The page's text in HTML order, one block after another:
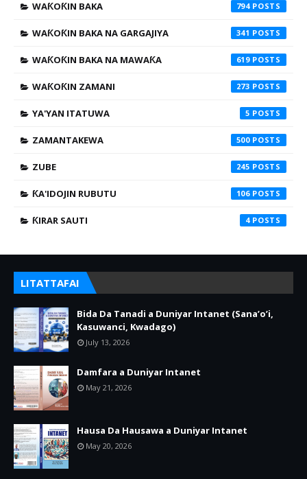
WAƘOƘIN BAKA 794
WAƘOƘIN BAKA NA GARGAJIYA 341
WAƘOƘIN BAKA NA MAWAƘA 619
WAƘOƘIN ZAMANI 273
YA'YAN ITATUWA 5
ZAMANTAKEWA 500
ZUBE 245
ƘA'IDOJIN RUBUTU 106
ƘIRAR SAUTI 4
LITATTAFAI
Bida Da Tanadi a Duniyar Intanet (Sana’o’i,
Kasuwanci, Kwadago)
July 13, 2026
Damfara a Duniyar Intanet
May 21, 2026
Hausa Da Hausawa a Duniyar Intanet
May 20, 2026